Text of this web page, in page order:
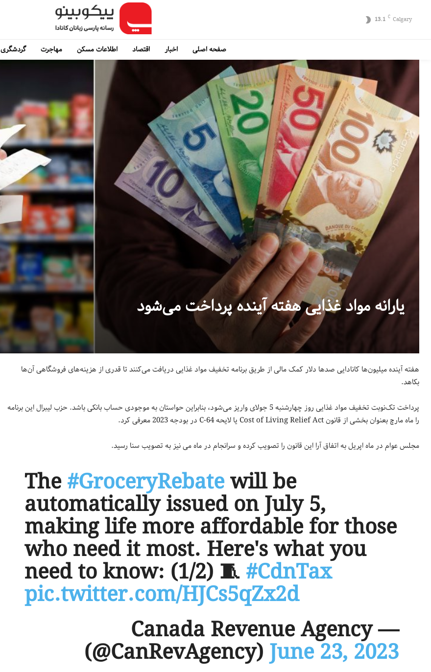
13.1 C Calgary
صفحه اصلی اخبار اقتصاد اطلاعات مسکن مهاجرت گردشگری
یارانه مواد غذایی هفته آینده پرداخت می‌شود
هفته آینده میلیون‌ها کانادایی صدها دلار کمک مالی از طریق برنامه تخفیف مواد غذایی دریافت می‌کنند تا قدری از هزینه‌های فروشگاهی آن‌ها
بکاهد.
پرداخت تک‌نوبت تخفیف مواد غذایی روز چهارشنبه 5 جولای واریز می‌شود، بنابراین حواستان به موجودی حساب بانکی باشد. حزب لیبرال این برنامه
را ماه مارچ بعنوان بخشی از قانون Cost of Living Relief Act یا لایحه C-64 در بودجه 2023 معرفی کرد.
مجلس عوام در ماه اپریل به اتفاق آرا این قانون را تصویب کرده و سرانجام در ماه می نیز به تصویب سنا رسید.
The#GroceryRebatewill be
automatically issued on July 5,
making life more affordable for those
who need it most. Here's what you
need to know: (1/2) 🧵#CdnTax
pic.twitter.com/HJCs5qZx2d
— Canada Revenue Agency
(@CanRevAgency)June 23, 2023